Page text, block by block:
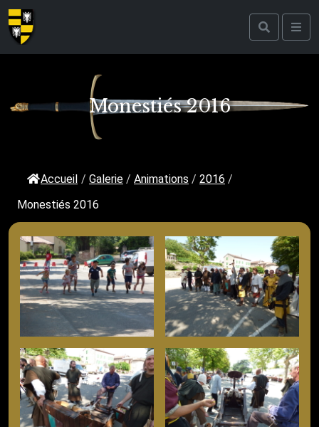
Monestiés 2016
Accueil / Galerie / Animations / 2016 /
Monestiés 2016